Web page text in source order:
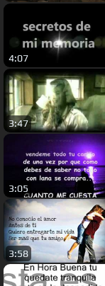
4:07
3:47
3:05
3:58